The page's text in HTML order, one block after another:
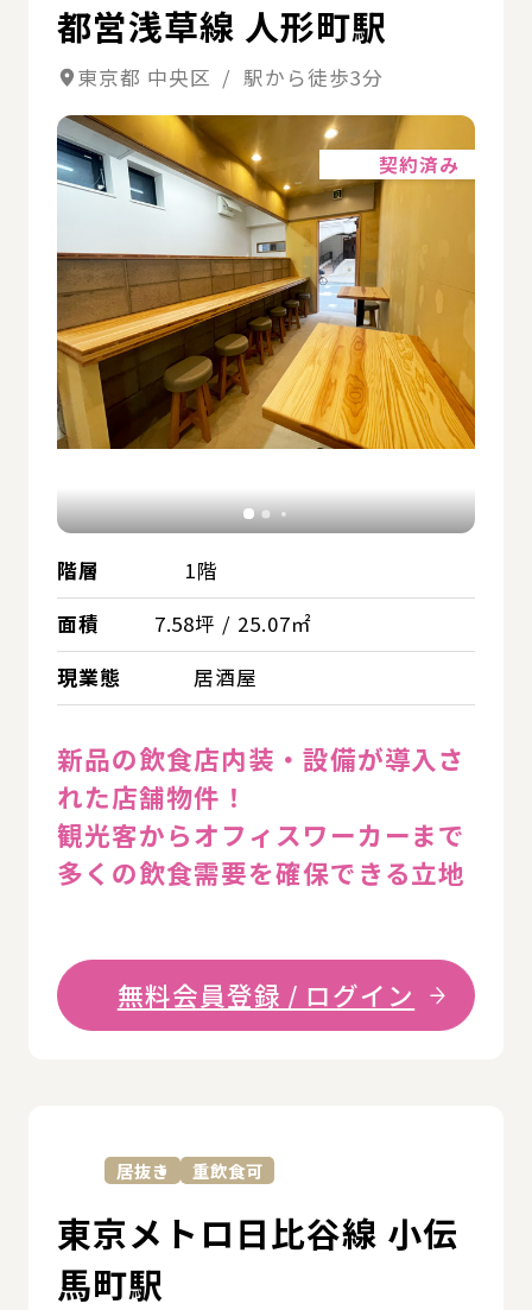
都営浅草線 人形町駅
東京都 中央区 / 駅から徒歩3分
契約済み
階層
1階
面積
7.58坪 / 25.07㎡
現業態
居酒屋
新品の飲食店内装・設備が導入さ
れた店舗物件！
観光客からオフィスワーカーまで
多くの飲食需要を確保できる立地
無料会員登録 / ログイン
居抜き 重飲食可
東京メトロ日比谷線 小伝
馬町駅